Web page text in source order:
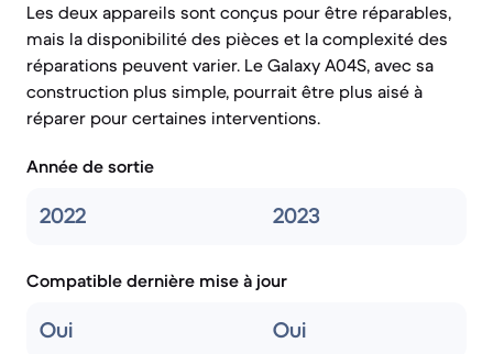
Les deux appareils sont conçus pour être réparables,
mais la disponibilité des pièces et la complexité des
réparations peuvent varier. Le Galaxy A04S, avec sa
construction plus simple, pourrait être plus aisé à
réparer pour certaines interventions.
Année de sortie
2022 2023
Compatible dernière mise à jour
Oui Oui